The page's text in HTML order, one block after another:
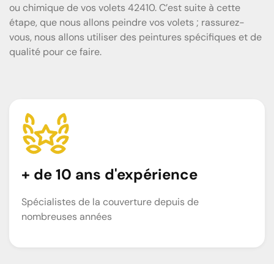
ou chimique de vos volets 42410. C’est suite à cette
étape, que nous allons peindre vos volets ; rassurez-
vous, nous allons utiliser des peintures spécifiques et de
qualité pour ce faire.
+ de 10 ans d'expérience
Spécialistes de la couverture depuis de
nombreuses années